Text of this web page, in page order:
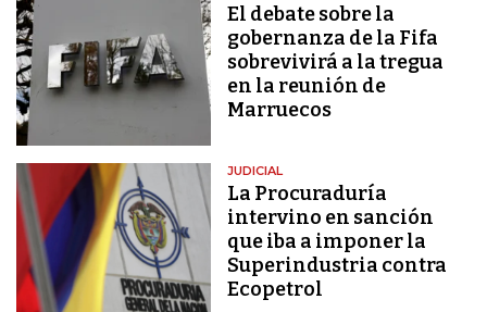
El debate sobre la
gobernanza de la Fifa
sobrevivirá a la tregua
en la reunión de
Marruecos
JUDICIAL
La Procuraduría
intervino en sanción
que iba a imponer la
Superindustria contra
Ecopetrol